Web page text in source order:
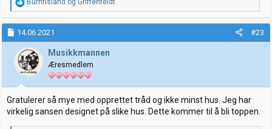
e
a
k
s
j
o
n
e
r
:
BurntIsland og Griffenfeldt
14.06.2021 #23
Musikkmannen
Æresmedlem
Gratulerer så mye med opprettet tråd og ikke minst hus. Jeg har
virkelig sansen designet på slike hus. Dette kommer til å bli toppen.